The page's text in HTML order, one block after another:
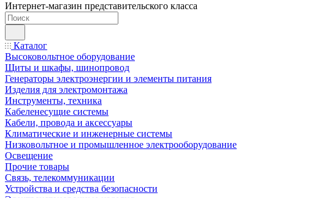
Интернет-магазин представительского класса
Каталог
Высоковольтное оборудование
Щиты и шкафы, шинопровод
Генераторы электроэнергии и элементы питания
Изделия для электромонтажа
Инструменты, техника
Кабеленесущие системы
Кабели, провода и аксессуары
Климатические и инженерные системы
Низковольтное и промышленное электрооборудование
Освещение
Прочие товары
Связь, телекоммуникации
Устройства и средства безопасности